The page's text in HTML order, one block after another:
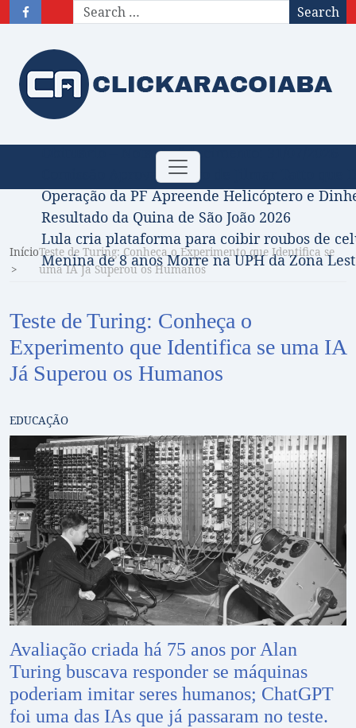
Search
Toggle
navigation
Obituário – Nota de falecimento: 31/07/2026
Comissão Aprova Projeto de Jilmar Tatto
Operação da PF Apreende Helicóptero e
Resultado da Quina de São João 2026
Lula cria plataforma para coibir roubos de
Menina de 8 anos Morre na UPH da Zona
InícioTeste de Turing: Conheça o Experimento que Identifica se
uma IA Já Superou os Humanos
Teste de Turing: Conheça o
Experimento que Identifica se uma IA
Já Superou os Humanos
EDUCAÇÃO
Avaliação criada há 75 anos por Alan
Turing buscava responder se máquinas
poderiam imitar seres humanos; ChatGPT
foi uma das IAs que já passaram no teste.